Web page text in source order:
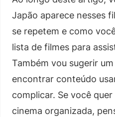
Japão aparece nesses
se repetem e como
lista de filmes para
Também vou sugerir
encontrar conteúdo
complicar. Se você
cinema organizada,